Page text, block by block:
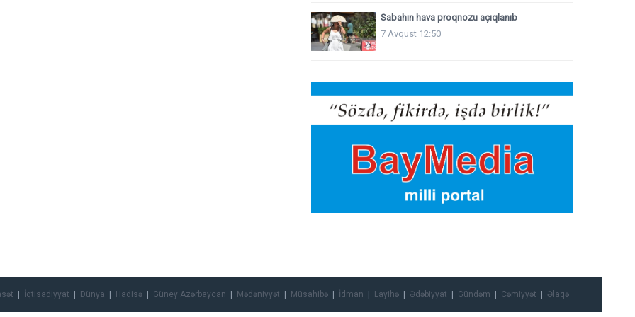
Sabahın hava proqnozu açıqlanıb
7 Avqust 12:50
İqtisadiyyat Dünya Hadisə Güney Azərbaycan Mədəniyyət Müsahibə İdman Layihə Ədəbiyyat Gündəm Cəmiyyət Əlaqə